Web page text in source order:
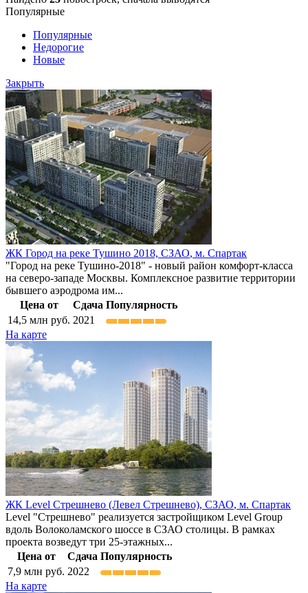
Популярные
Популярные
Недорогие
Новые
Закрыть
ЖК Город на реке Тушино 2018, СЗАО, м. Спартак
"Город на реке Тушино-2018" - новый район комфорт-класса
на северо-западе Москвы. Комплексное развитие территории
бывшего аэродрома им...
Цена от
Сдача Популярность
14,5 млн руб. 2021
На карте
ЖК Level Стрешнево (Левел Стрешнево), СЗАО, м. Спартак
Level "Стрешнево" реализуется застройщиком Level Group
вдоль Волоколамского шоссе в СЗАО столицы. В рамках
проекта возведут три 25-этажных...
Цена от
Сдача Популярность
7,9 млн руб. 2022
На карте